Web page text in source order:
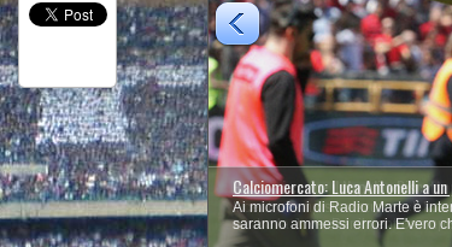
Behrami carica il Napoli:
Il centrocampista azzurro: «Il ko
contro la Juve. Per il